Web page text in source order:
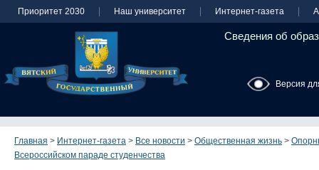
Приоритет 2030 Наш университет Интернет-газета
Сведения об
Версия
Главная > Интернет-газета > Все новости > Общественная жизнь >
Всероссийском параде студенчества